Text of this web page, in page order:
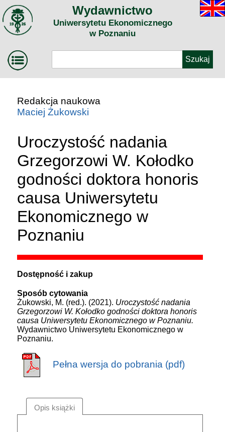
Wydawnictwo
Uniwersytetu Ekonomicznego
w Poznaniu
Redakcja naukowa
Maciej Żukowski
Uroczystość nadania
Grzegorzowi W. Kołodko
godności doktora honoris
causa Uniwersytetu
Ekonomicznego w
Poznaniu
Dostępność i zakup
Sposób cytowania
Żukowski, M. (red.). (2021). Uroczystość nadania
Grzegorzowi W. Kołodko godności doktora honoris
causa Uniwersytetu Ekonomicznego w Poznaniu.
Wydawnictwo Uniwersytetu Ekonomicznego w
Poznaniu.
Pełna wersja do pobrania (pdf)
Opis książki